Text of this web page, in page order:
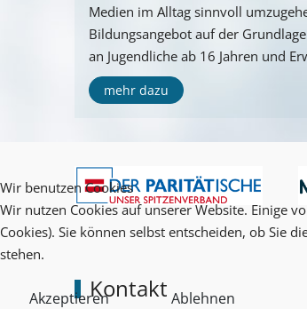
Medien im Alltag sinnvoll
Bildungsangebot auf der
an Jugendliche ab 16 Jahren und
mehr dazu
Kontakt
Wir benutzen Cookies
Wir nutzen Cookies auf unserer Website. Einige
Cookies). Sie können selbst entscheiden, ob Sie
stehen.
Akzeptieren Ablehnen